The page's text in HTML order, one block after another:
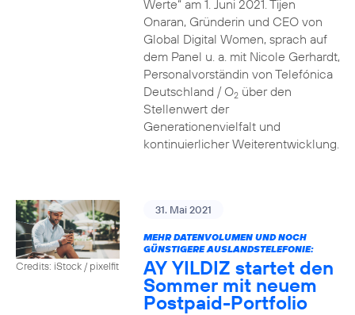
Werte“ am 1. Juni 2021. Tijen
Onaran, Gründerin und CEO von
Global Digital Women, sprach auf
dem Panel u. a. mit Nicole Gerhardt,
Personalvorständin von Telefónica
Deutschland / O2über den
Stellenwert der
Generationenvielfalt und
kontinuierlicher Weiterentwicklung.
Credits: iStock / pixelfit
31. Mai 2021
MEHR DATENVOLUMEN UND NOCH
GÜNSTIGERE AUSLANDSTELEFONIE:
AY YILDIZ startet den
Sommer mit neuem
Postpaid-Portfolio